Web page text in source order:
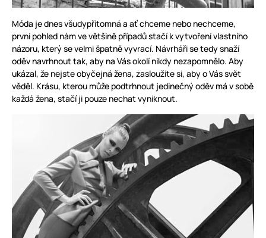
Móda je dnes všudypřítomná a ať chceme nebo nechceme,
první pohled nám ve většině případů stačí k vytvoření vlastního
názoru, který se velmi špatně vyvrací. Návrháři se tedy snaží
oděv navrhnout tak, aby na Vás okolí nikdy nezapomnělo. Aby
ukázal, že nejste obyčejná žena, zasloužíte si, aby o Vás svět
věděl. Krásu, kterou může podtrhnout jedinečný oděv má v sobě
každá žena, stačí ji pouze nechat vyniknout.